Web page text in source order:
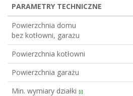
PARAMETRY TECHNICZNE
Powierzchnia domu
bez kotłowni, garażu
Powierzchnia kotłowni
Powierzchnia garażu
Min. wymiary działki [i]